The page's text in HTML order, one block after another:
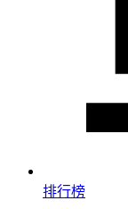
排行榜